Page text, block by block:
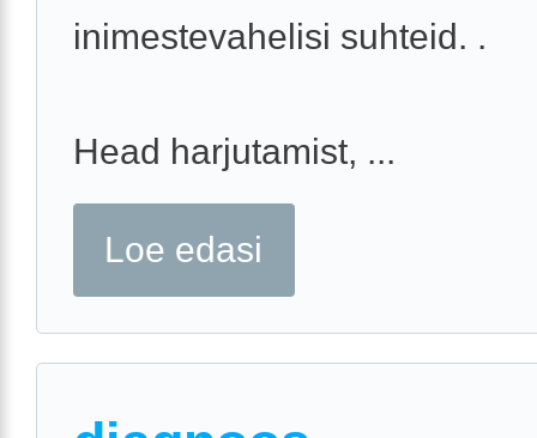
inimestevahelisi suhteid. .
Head harjutamist, ...
Loe edasi